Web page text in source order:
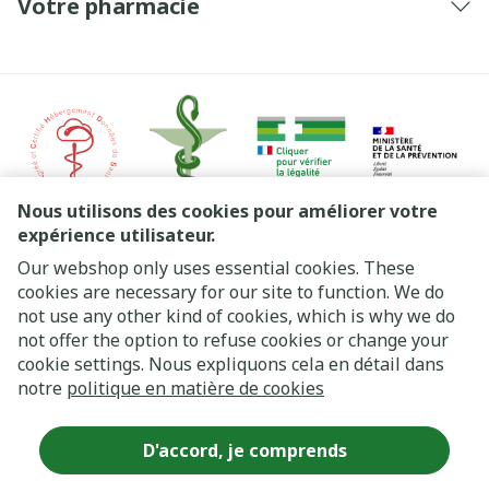
Nous utilisons des cookies pour améliorer votre
expérience utilisateur.
Our webshop only uses essential cookies. These
cookies are necessary for our site to function. We do
not use any other kind of cookies, which is why we do
not offer the option to refuse cookies or change your
cookie settings. Nous expliquons cela en détail dans
notre politique en matière de cookies
D'accord, je comprends
Votre pharmacie
Liens légaux